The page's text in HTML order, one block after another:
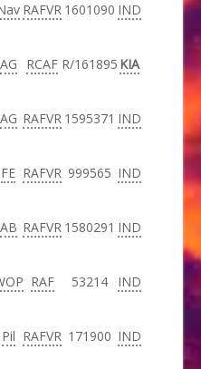
RAFVR 1601090 IND
AG RCAF R/161895 KIA
AG RAFVR 1595371 IND
FE RAFVR 999565 IND
AB RAFVR 1580291 IND
RAF 53214 IND
Pil RAFVR 171900 IND